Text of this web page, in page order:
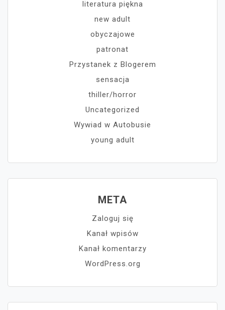
literatura piękna
new adult
obyczajowe
patronat
Przystanek z Blogerem
sensacja
thiller/horror
Uncategorized
Wywiad w Autobusie
young adult
META
Zaloguj się
Kanał wpisów
Kanał komentarzy
WordPress.org